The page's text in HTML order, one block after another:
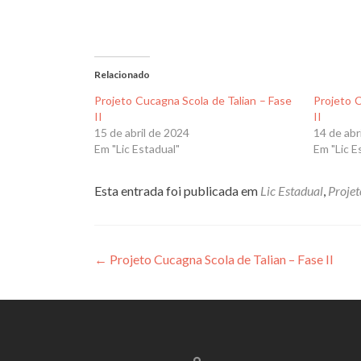
Relacionado
Projeto Cucagna Scola de Talian – Fase
II
15 de abril de 2024
Em "Lic Estadual"
Projeto
II
14 de
Em "Lic
Esta entrada foi publicada em Lic Estadual,
Navegação
← Projeto Cucagna Scola de Talian – Fase II